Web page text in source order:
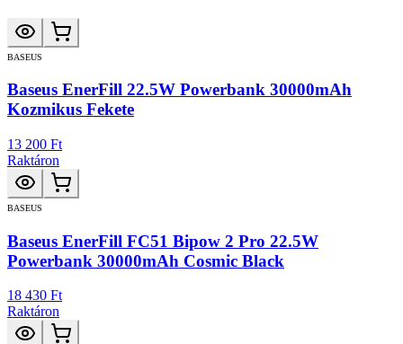
BASEUS
Baseus EnerFill 22.5W Powerbank 30000mAh
Kozmikus Fekete
13 200 Ft
Raktáron
BASEUS
Baseus EnerFill FC51 Bipow 2 Pro 22.5W
Powerbank 30000mAh Cosmic Black
18 430 Ft
Raktáron